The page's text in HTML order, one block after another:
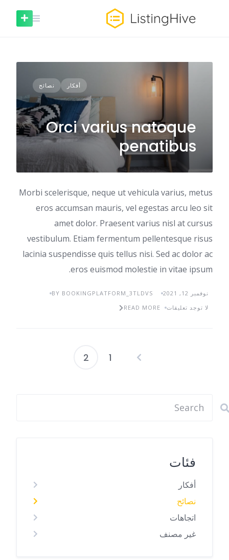
أفكار نصائح
Orci varius natoque
penatibus
Morbi scelerisque, neque ut vehicula varius, metus
eros accumsan mauris, vel egestas arcu leo sit
amet dolor. Praesent varius nisl at cursus
vestibulum. Etiam fermentum pellentesque risus
lacinia suspendisse quis tellus nisi. Sed ac dolor ac
eros euismod molestie in vitae ipsum.
نوفمبر 12, 2021
BY BOOKINGPLATFORM_3TLDVS
لا توجد تعليقات
READ MORE
تعدد1
2
فئات
أفكار
نصائح
اتجاهات
غير مصنف